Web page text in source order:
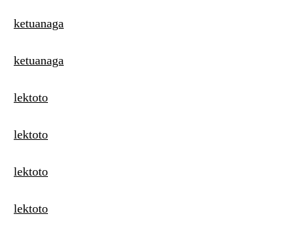
ketuanaga
ketuanaga
lektoto
lektoto
lektoto
lektoto